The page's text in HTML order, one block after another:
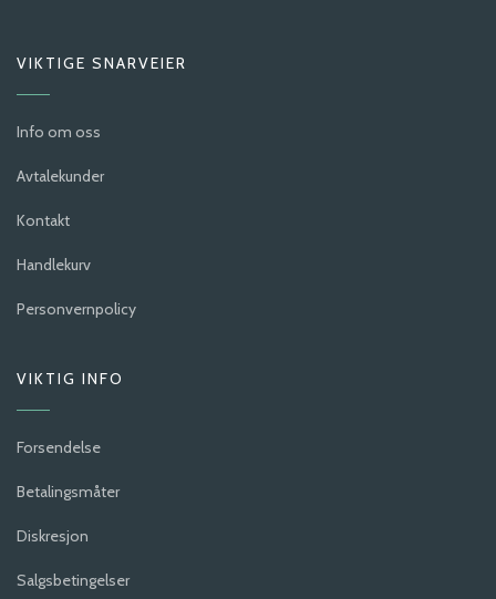
VIKTIGE SNARVEIER
Info om oss
Avtalekunder
Kontakt
Handlekurv
Personvernpolicy
VIKTIG INFO
Forsendelse
Betalingsmåter
Diskresjon
Salgsbetingelser